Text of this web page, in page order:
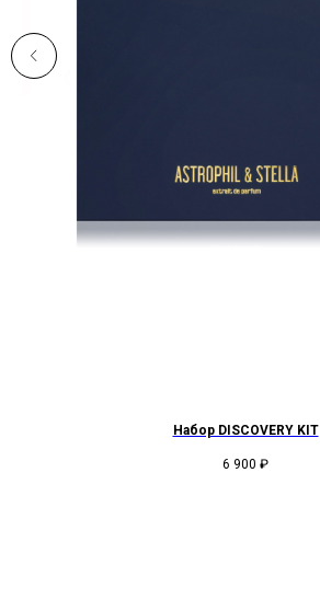
Набор DISCOVERY KIT
6 900 ₽